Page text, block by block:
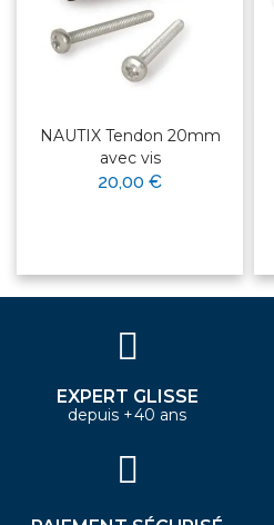
NAUTIX Tendon 20mm
avec vis
20,00 €
EXPERT GLISSE
depuis +40 ans